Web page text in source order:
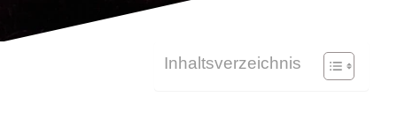
Inhaltsverzeichnis